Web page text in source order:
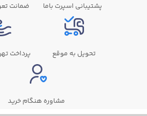
پشتیبانی اسپرت باما ضمانت
تحویل به موقع پرداخت
مشاوره هنگام خرید